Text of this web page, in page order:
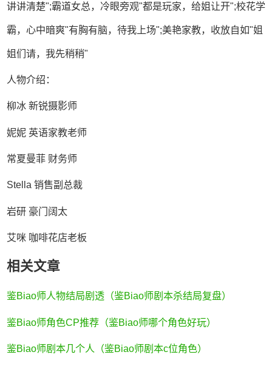
讲讲清楚";霸道女总，冷眼旁观"都是玩家，给姐让开";校花学
霸，心中暗爽"有胸有脑，待我上场";美艳家教，收放自如"姐
姐们请，我先稍稍"
人物介绍：
柳冰 新锐摄影师
妮妮 英语家教老师
常夏曼菲 财务师
Stella 销售副总裁
岩研 豪门阔太
艾咪 咖啡花店老板
相关文章
鉴Biao师人物结局剧透（鉴Biao师剧本杀结局复盘）
鉴Biao师角色CP推荐（鉴Biao师哪个角色好玩）
鉴Biao师剧本几个人（鉴Biao师剧本c位角色）